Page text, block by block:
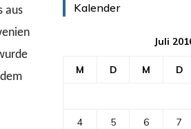
aus
Kalender
Juli
M D M D
4 5 6 7